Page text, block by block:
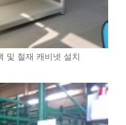
및 철재 캐비넷 설치